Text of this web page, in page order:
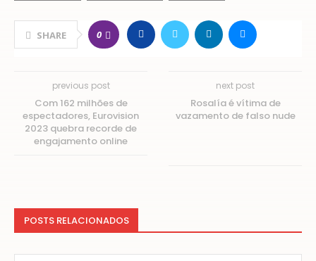
SHARE 0
previous post
Com 162 milhões de
espectadores, Eurovision
2023 quebra recorde de
engajamento online
next post
Rosalía é vítima de
vazamento de falso nude
POSTS RELACIONADOS